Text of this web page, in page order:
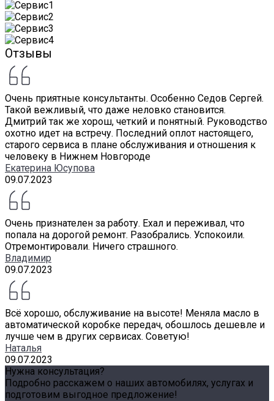
Отзывы
Очень приятные консультанты. Особенно Седов Сергей.
Такой вежливый, что даже неловко становится.
Дмитрий так же хорош, четкий и понятный. Руководство
охотно идет на встречу. Последний оплот настоящего,
старого сервиса в плане обслуживания и отношения к
человеку в Нижнем Новгороде
Екатерина Юсупова
09.07.2023
Очень признателен за работу. Ехал и переживал, что
попала на дорогой ремонт. Разобрались. Успокоили.
Отремонтировали. Ничего страшного.
Владимир
09.07.2023
Всё хорошо, обслуживание на высоте! Меняла масло в
автоматической коробке передач, обошлось дешевле и
лучше чем в других сервисах. Советую!
Наталья
09.07.2023
Нужна консультация?
Подробно расскажем о наших автомобилях, услугах и
подготовим выгодное предложение!